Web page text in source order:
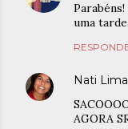
uma
Nati Lima
AGORA